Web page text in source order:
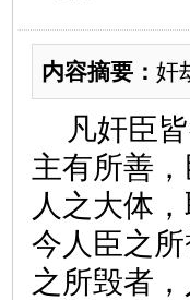
内容摘要： 奸
凡奸臣
主有所善
人之大体
今人臣之
之所毁者